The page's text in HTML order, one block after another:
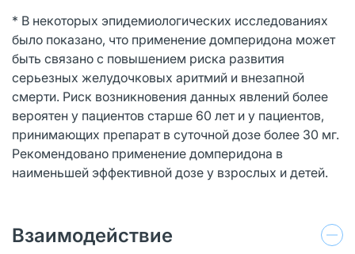
* В некоторых эпидемиологических исследованиях
было показано, что применение домперидона может
быть связано с повышением риска развития
серьезных желудочковых аритмий и внезапной
смерти. Риск возникновения данных явлений более
вероятен у пациентов старше 60 лет и у пациентов,
принимающих препарат в суточной дозе более 30 мг.
Рекомендовано применение домперидона в
наименьшей эффективной дозе у взрослых и детей.
Взаимодействие